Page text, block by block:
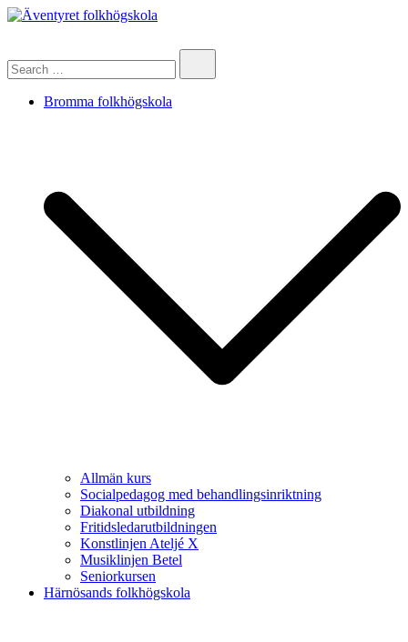
Skip
Bromma folkhögskola
Allmän kurs
Socialpedagog med behandlingsinriktning
Diakonal utbildning
Fritidsledarutbildningen
Konstlinjen Ateljé X
Musiklinjen Betel
Seniorkursen
Härnösands folkhögskola